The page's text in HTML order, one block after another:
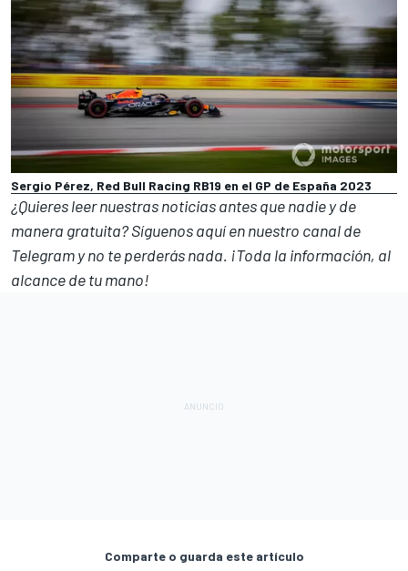
Sergio Pérez, Red Bull Racing RB19 en el GP de España 2023
¿Quieres leer nuestras noticias antes que nadie y de
manera gratuita? Síguenosaquí en nuestro canal de
Telegramy no te perderás nada. ¡Toda la información, al
alcance de tu mano!
Comparte o guarda este artículo